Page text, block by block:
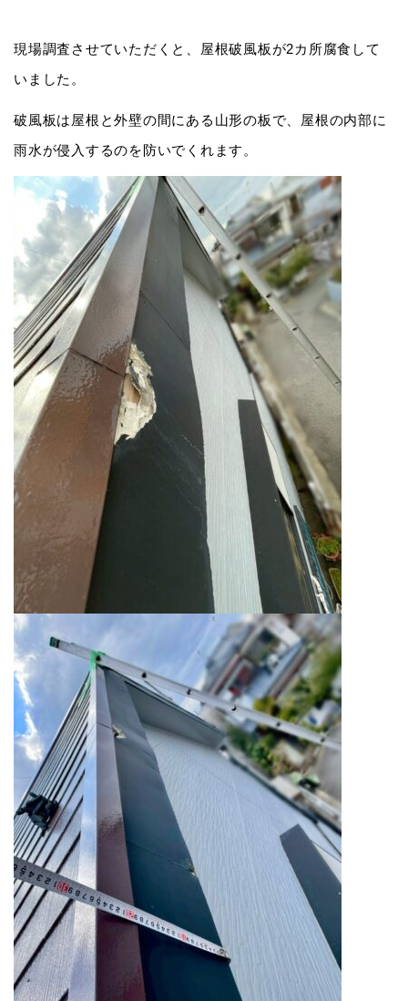
現場調査させていただくと、屋根破風板が2カ所腐食して
いました。
破風板は屋根と外壁の間にある山形の板で、屋根の内部に
雨水が侵入するのを防いでくれます。